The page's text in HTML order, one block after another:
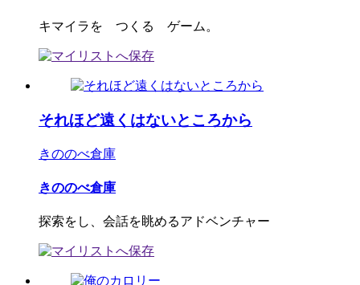
キマイラを つくる ゲーム。
それほど遠くはないところから
きののべ倉庫
きののべ倉庫
探索をし、会話を眺めるアドベンチャー